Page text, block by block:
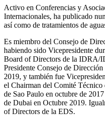
Activo en Conferencias y
Internacionales, ha publicado
así como de tratamientos de
Es miembro del Consejo de
habiendo sido Vicepresidente
Board of Directors de la IDRA/
Presidente Consejo de
2019, y también fue
el Chairman del Comité
de Sao Paulo en octubre de
de Dubai en Octubre 2019.
of Directors de la EDS.